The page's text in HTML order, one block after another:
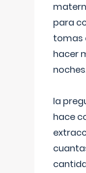
para
tomas
hacer
la
hace